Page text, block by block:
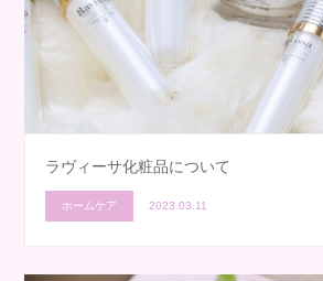
ラヴィーサ化粧品について
ホームケア 2023.03.11